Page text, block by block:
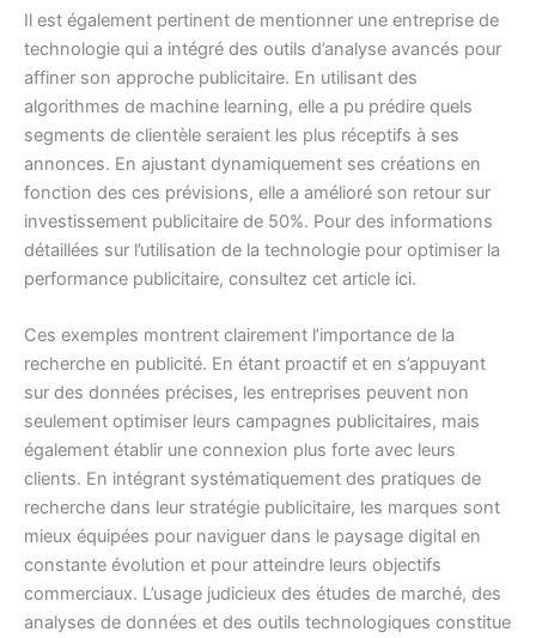
Il est également pertinent de mentionner une entreprise de
technologie qui a intégré des outils d’analyse avancés pour
affiner son approche publicitaire. En utilisant des
algorithmes de machine learning, elle a pu prédire quels
segments de clientèle seraient les plus réceptifs à ses
annonces. En ajustant dynamiquement ses créations en
fonction des ces prévisions, elle a amélioré son retour sur
investissement publicitaire de 50%. Pour des informations
détaillées sur l’utilisation de la technologie pour optimiser la
performance publicitaire, consultez cet article ici.
Ces exemples montrent clairement l’importance de la
recherche en publicité. En étant proactif et en s’appuyant
sur des données précises, les entreprises peuvent non
seulement optimiser leurs campagnes publicitaires, mais
également établir une connexion plus forte avec leurs
clients. En intégrant systématiquement des pratiques de
recherche dans leur stratégie publicitaire, les marques sont
mieux équipées pour naviguer dans le paysage digital en
constante évolution et pour atteindre leurs objectifs
commerciaux. L’usage judicieux des études de marché, des
analyses de données et des outils technologiques constitue